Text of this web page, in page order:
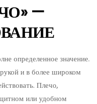
—
определенное значение.
и в более широком
Плечо,
или удобном